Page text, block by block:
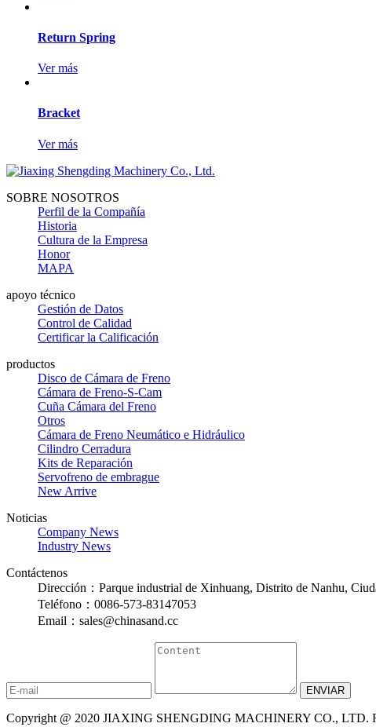
Return Spring
Ver más
Bracket
Ver más
SOBRE NOSOTROS
Perfil de la Compañía
Historia
Cultura de la Empresa
Honor
MAPA
apoyo técnico
Gestión de Datos
Control de Calidad
Certificar la Calificación
productos
Disco de Cámara de Freno
Cámara de Freno-S-Cam
Cuña Cámara del Freno
Otros
Cámara de Freno Neumático e Hidráulico
Cilindro Cerradura
Kits de Reparación
Servofreno de embrague
New Arrive
Noticias
Company News
Industry News
Contáctenos
Dirección：Parque industrial de Xinhuang, Distrito de Nanhu,
Teléfono：0086-573-83147053
Email：sales@chinasand.cc
Copyright @ 2020 JIAXING SHENGDING MACHINERY CO., LTD.